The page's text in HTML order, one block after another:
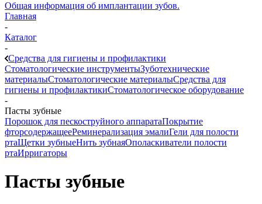
Общая информация об имплантации зубов.
Главная
-
Каталог
-
Средства для гигиены и профилактики
Стоматологические инструментыЗуботехнические
материалыСтоматологические материалыСредства для
гигиены и профилактикиСтоматологическое оборудование
-
Пасты зубные
Порошок для пескоструйного аппаратаПокрытие
фторсодержащееРеминерализация эмалиГели для полости
ртаЩетки зубныеНить зубнаяОполаскиватели полости
ртаИрригаторы
Пасты зубные